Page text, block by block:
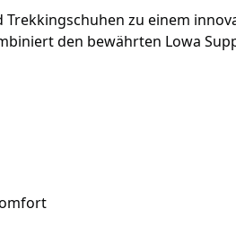
zu einem
den bewährten Lowa